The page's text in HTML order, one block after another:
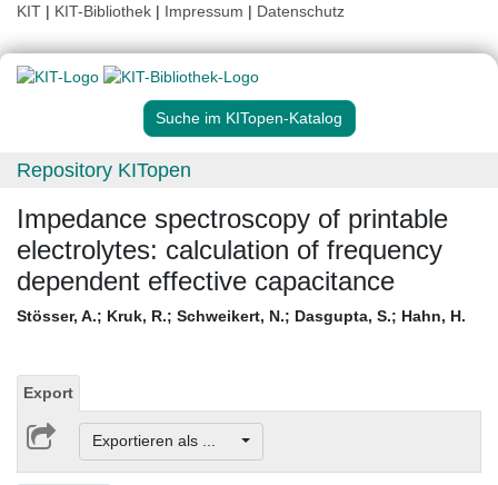
KIT | KIT-Bibliothek | Impressum | Datenschutz
Suche im KITopen-Katalog
Repository KITopen
Impedance spectroscopy of printable
electrolytes: calculation of frequency
dependent effective capacitance
Stösser, A.; Kruk, R.; Schweikert, N.; Dasgupta, S.; Hahn, H.
Export
Exportieren als ...